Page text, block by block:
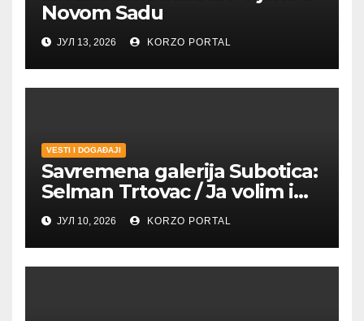
Novom Sadu
ЈУЛ 13, 2026 KORZO PORTAL
VESTI I DOGAĐAJI
Savremena galerija Subotica:
Selman Trtovac / Ja volim i
umetnost drugih
ЈУЛ 10, 2026 KORZO PORTAL